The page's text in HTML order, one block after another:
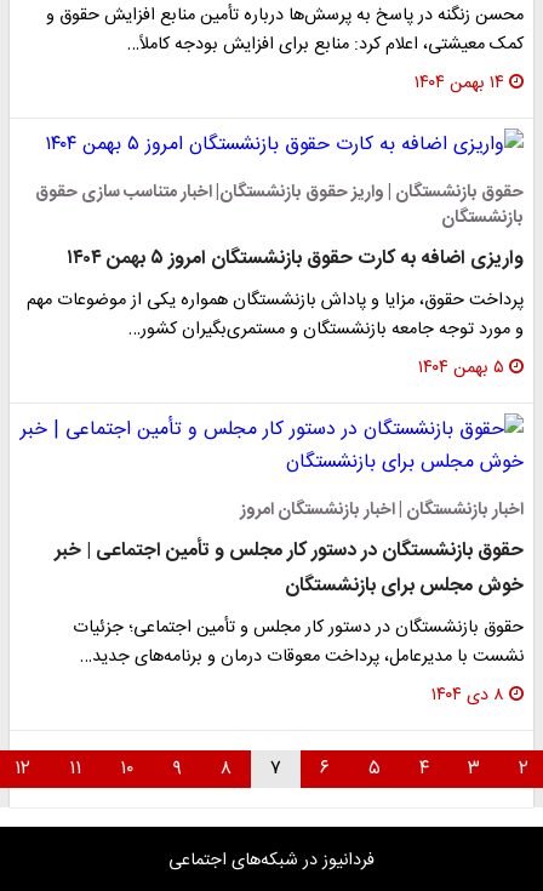
محسن زنگنه در پاسخ به پرسش‌ها درباره تأمین منابع افزایش حقوق و
کمک معیشتی، اعلام کرد: منابع برای افزایش بودجه کاملاً…
۱۴ بهمن ۱۴۰۴
حقوق بازنشستگان | واریز حقوق بازنشستگان| اخبار متناسب سازی حقوق
بازنشستگان
واریزی اضافه به کارت حقوق بازنشستگان امروز ۵ بهمن ۱۴۰۴
پرداخت حقوق، مزایا و پاداش بازنشستگان همواره یکی از موضوعات مهم
و مورد توجه جامعه بازنشستگان و مستمری‌بگیران کشور…
۵ بهمن ۱۴۰۴
اخبار بازنشستگان | اخبار بازنشستگان امروز
حقوق بازنشستگان در دستور کار مجلس و تأمین اجتماعی | خبر
خوش مجلس برای بازنشستگان
حقوق بازنشستگان در دستور کار مجلس و تأمین اجتماعی؛ جزئیات
نشست با مدیرعامل، پرداخت معوقات درمان و برنامه‌های جدید…
۸ دی ۱۴۰۴
۲ ۳ ۴ ۵ ۶ ۷ ۸ ۹ ۱۰ ۱۱ ۱۲
فردانیوز در شبکه‌های اجتماعی